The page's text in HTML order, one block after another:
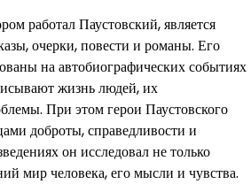
работал Паустовский, является
очерки, повести и романы. Его
на автобиографических событиях
жизнь людей, их
При этом герои Паустовского
доброты, справедливости и
он исследовал не только
мир человека, его мысли и чувства.